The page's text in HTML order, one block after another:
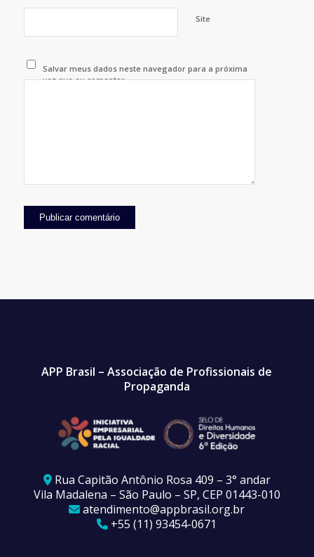
Site
Salvar meus dados neste navegador para a próxima
vez que eu comentar.
APP Brasil – Associação de Profissionais de
Propaganda
Rua Capitão Antônio Rosa 409 – 3° andar
Vila Madalena – São Paulo – SP, CEP 01443-010
atendimento@appbrasil.org.br
+55 (11) 93454-0671